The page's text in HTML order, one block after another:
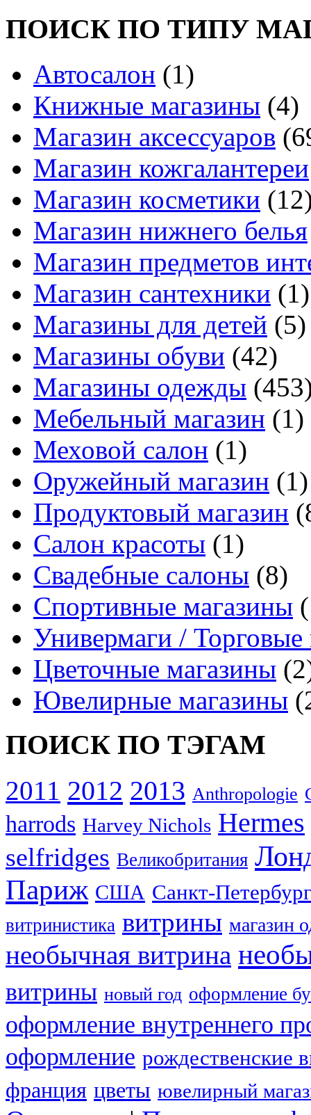
ПОИСК ПО ТИПУ
Автосалон (1)
Книжные магазины (4)
Магазин аксессуаров
Магазин кожгалантереи
Магазин косметики
Магазин нижнего белья
Магазин предметов
Магазин сантехники (1)
Магазины для детей (5)
Магазины обуви (42)
Магазины одежды
Мебельный магазин (1)
Меховой салон (1)
Оружейный магазин (1)
Продуктовый магазин
Салон красоты (1)
Свадебные салоны (8)
Спортивные магазины
Универмаги /
Цветочные магазины
Ювелирные магазины
ПОИСК ПО ТЭГАМ
2011 2012 2013 Anthropologie
harrods Harvey Nichols Hermes
selfridges Великобритания
Париж США Санкт-
витринистика витрины магазин
необычная витрина
витрины новый год оформление
оформление внутреннего
оформление рождественские
франция цветы ювелирный